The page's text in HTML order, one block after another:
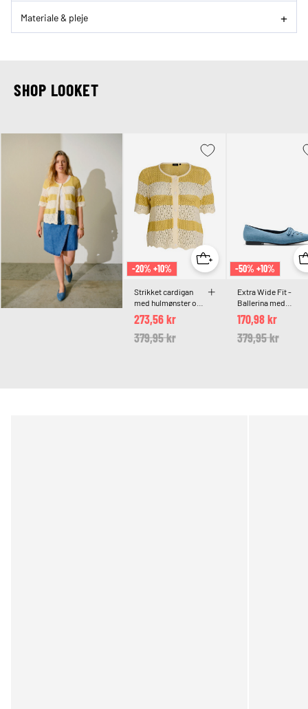
Materiale & pleje
SHOP LOOKET
-20% +10%
Strikket cardigan
med hulmønster og
striber
Price reduced from
379,95 kr
273,56 kr
-50% +10%
Extra Wide Fit -
Ballerina med
snøredetalje
Price reduced
379,95 krto
170,98 kr